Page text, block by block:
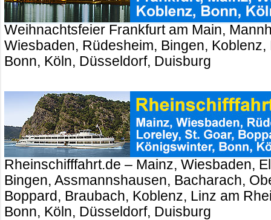
Weihnachtsfeier Frankfurt am Main,
Wiesbaden, Rüdesheim, Bingen, Koblenz,
Bonn, Köln, Düsseldorf, Duisburg
Rheinschifffahrt.de – Mainz, Wiesbaden,
Bingen, Assmannshausen, Bacharach,
Boppard, Braubach, Koblenz, Linz am
Bonn, Köln, Düsseldorf, Duisburg